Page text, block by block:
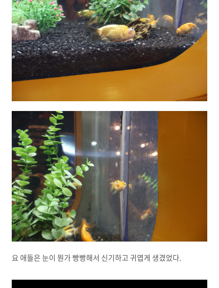
요 애들은 눈이 뭔가 빵빵해서 신기하고 귀엽게 생겼었다.